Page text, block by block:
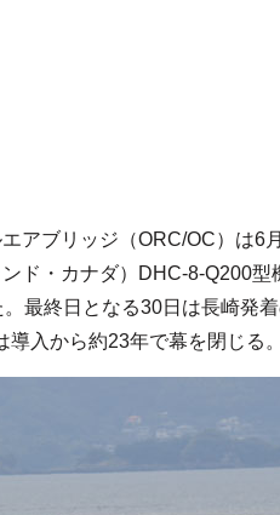
アブリッジ（ORC/OC）は6
ド・カナダ）DHC-8-Q200型
最終日となる30日は長崎発
入から約23年で幕を閉じる。